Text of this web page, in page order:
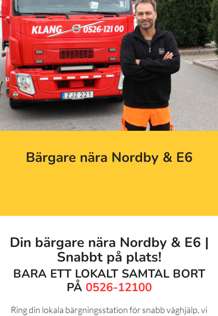
Bärgare nära Nordby & E6
Din bärgare nära Nordby & E6 |
Snabbt på plats!
BARA ETT LOKALT SAMTAL BORT
PÅ 0526-12100
Ring din lokala bärgningsstation för snabb väghjälp, vi